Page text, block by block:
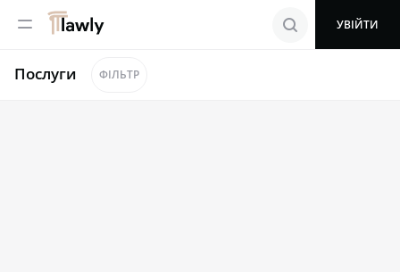
menu search УВІЙТИ
Послуги ФІЛЬТР